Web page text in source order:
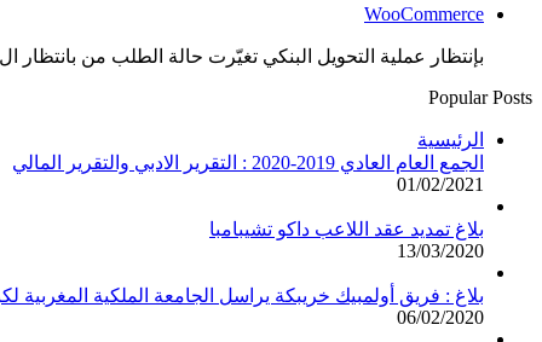
WooCommerce
بإنتظار عملية التحويل البنكي تغيّرت حالة الطلب من بانتظار
Popular Posts
الرئيسية
الجمع العام العادي 2019-2020 : التقرير الادبي والتقرير المالي
01/02/2021
بلاغ تمديد عقد اللاعب داكو تشيبامبا
13/03/2020
بلاغ : فريق أولمبيك خريبكة يراسل الجامعة الملكية
06/02/2020